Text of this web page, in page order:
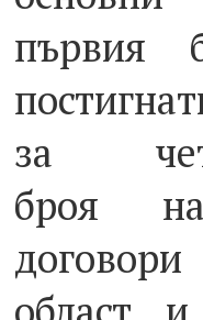
първия
за
броя